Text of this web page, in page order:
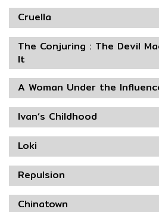
Cruella
The Conjuring : The Devil
It
A Woman Under the
Ivan’s Childhood
Loki
Repulsion
Chinatown